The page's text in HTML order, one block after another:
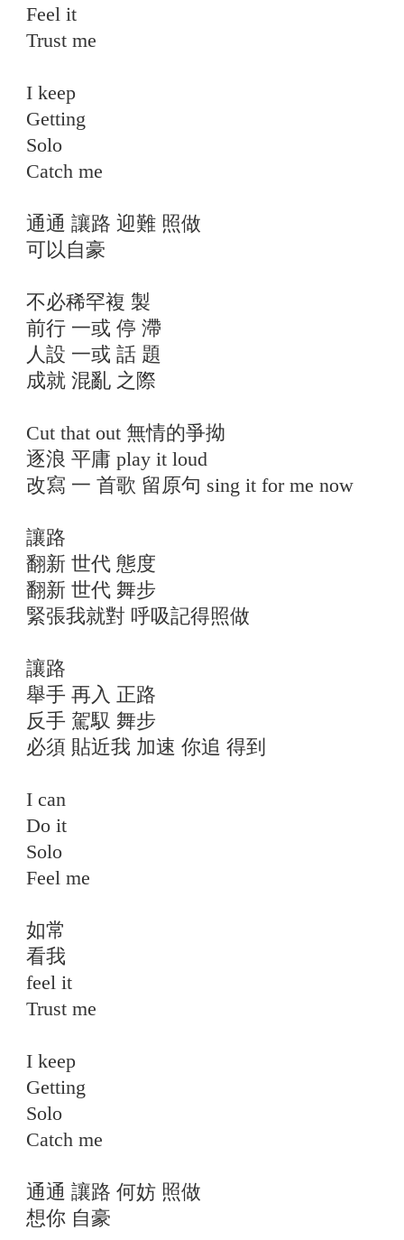
Feel it
Trust me
I keep
Getting
Solo
Catch me
通通 讓路 迎難 照做
可以自豪
不必稀罕複 製
前行 一或 停 滯
人設 一或 話 題
成就 混亂 之際
Cut that out 無情的爭拗
逐浪 平庸 play it loud
改寫 一 首歌 留原句 sing it for me now
讓路
翻新 世代 態度
翻新 世代 舞步
緊張我就對 呼吸記得照做
讓路
舉手 再入 正路
反手 駕馭 舞步
必須 貼近我 加速 你追 得到
I can
Do it
Solo
Feel me
如常
看我
feel it
Trust me
I keep
Getting
Solo
Catch me
通通 讓路 何妨 照做
想你 自豪